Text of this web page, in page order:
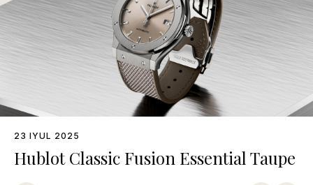
23 IYUL 2025
Hublot Classic Fusion Essential Taupe